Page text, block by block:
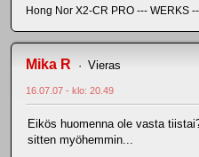
Hong Nor X2-CR PRO --- WERKS
Mika R Vieras
16.07.07 - klo: 20.49
Eikös huomenna ole vasta
sitten myöhemmin...